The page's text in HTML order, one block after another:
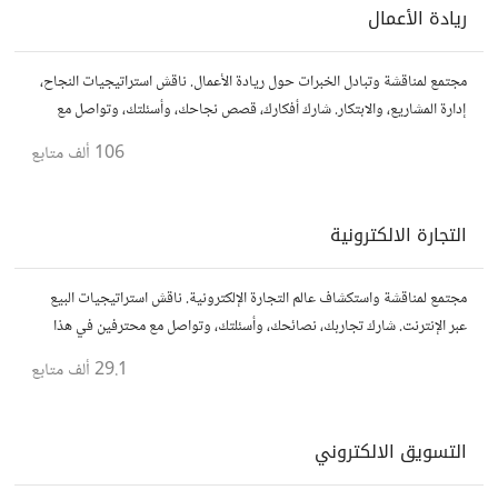
ريادة الأعمال
مجتمع لمناقشة وتبادل الخبرات حول ريادة الأعمال. ناقش استراتيجيات النجاح،
إدارة المشاريع، والابتكار. شارك أفكارك، قصص نجاحك، وأسئلتك، وتواصل مع
106 ألف متابع
التجارة الالكترونية
مجتمع لمناقشة واستكشاف عالم التجارة الإلكترونية. ناقش استراتيجيات البيع
عبر الإنترنت. شارك تجاربك، نصائحك، وأسئلتك، وتواصل مع محترفين في هذا
29.1 ألف متابع
التسويق الالكتروني